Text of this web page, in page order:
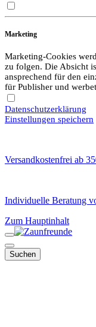
Marketing
Marketing-Cookies
zu folgen. Die Absicht
ansprechend für den
für Publisher und
Datenschutzerklärung
Einstellungen speichern
Versandkostenfrei ab
Individuelle Beratung
Zum Hauptinhalt
Suchen